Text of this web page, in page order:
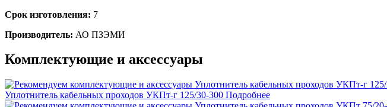
Срок изготовления: 7
Производитель: АО ПЗЭМИ
Комплектующие и аксессуары
Уплотнитель кабельных проходов УКПт-г 125/30-300 Подробнее